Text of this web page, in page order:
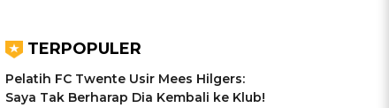
TERPOPULER
Pelatih FC Twente Usir Mees Hilgers:
Saya Tak Berharap Dia Kembali ke Klub!